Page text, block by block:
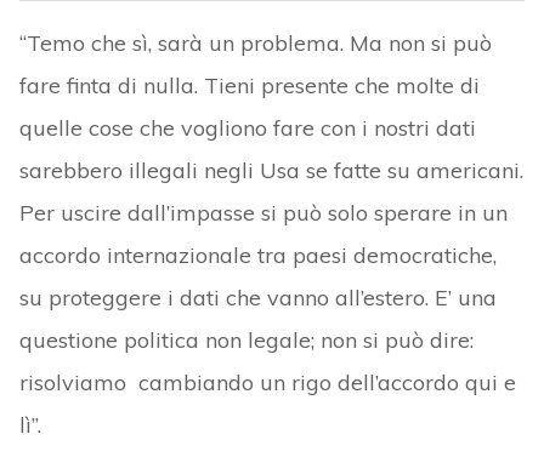
“Temo che sì, sarà un problema. Ma non si può
fare finta di nulla. Tieni presente che molte di
quelle cose che vogliono fare con i nostri dati
sarebbero illegali negli Usa se fatte su americani.
Per uscire dall’impasse si può solo sperare in un
accordo internazionale tra paesi democratiche,
su proteggere i dati che vanno all’estero. E’ una
questione politica non legale; non si può dire:
risolviamo cambiando un rigo dell’accordo qui e
lì”.